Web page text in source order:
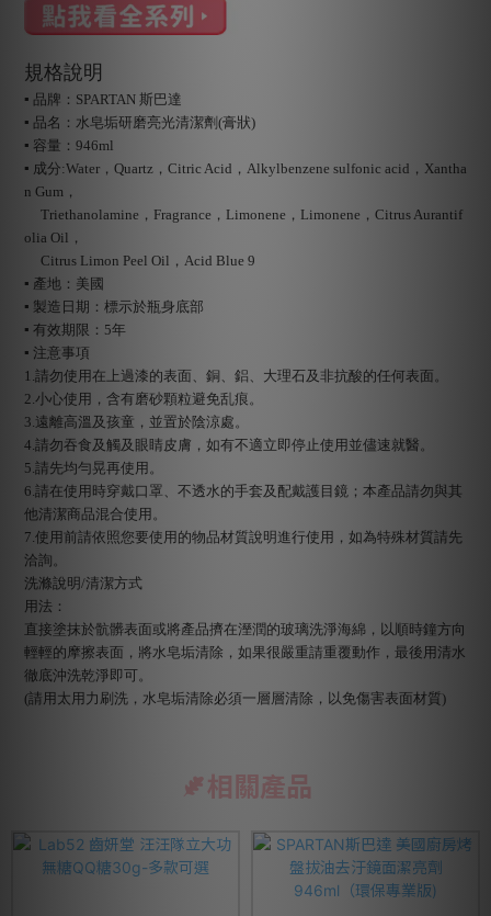
規格說明
▪ 品牌：SPARTAN 斯巴達
▪ 品名：水皂垢研磨亮光清潔劑(膏狀)
▪ 容量：946ml
▪ 成分:Water，Quartz，Citric Acid，Alkylbenzene sulfonic acid，Xantha
n Gum，
Triethanolamine，Fragrance，Limonene，Limonene，Citrus Aurantif
olia Oil，
Citrus Limon Peel Oil，Acid Blue 9
▪ 產地：美國
▪ 製造日期：標示於瓶身底部
▪ 有效期限：5年
▪ 注意事項
1.請勿使用在上過漆的表面、銅、鋁、大理石及非抗酸的任何表面。
2.小心使用，含有磨砂顆粒避免乱痕。
3.遠離高溫及孩童，並置於陰涼處。
4.請勿吞食及觸及眼睛皮膚，如有不適立即停止使用並儘速就醫。
5.請先均勻晃再使用。
6.請在使用時穿戴口罩、不透水的手套及配戴護目鏡；本產品請勿與其
他清潔商品混合使用。
7.使用前請依照您要使用的物品材質說明進行使用，如為特殊材質請先
洽詢。
洗滌說明/清潔方式
用法：
直接塗抹於骯髒表面或將產品擠在溼潤的玻璃洗淨海綿，以順時鐘方向
輕輕的摩擦表面，將水皂垢清除，如果很嚴重請重覆動作，最後用清水
徹底沖洗乾淨即可。
(請用太用力刷洗，水皂垢清除必須一層層清除，以免傷害表面材質)
相關產品